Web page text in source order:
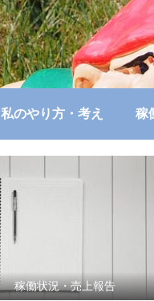
私のやり方・考え 稼
稼働状況・売上報告